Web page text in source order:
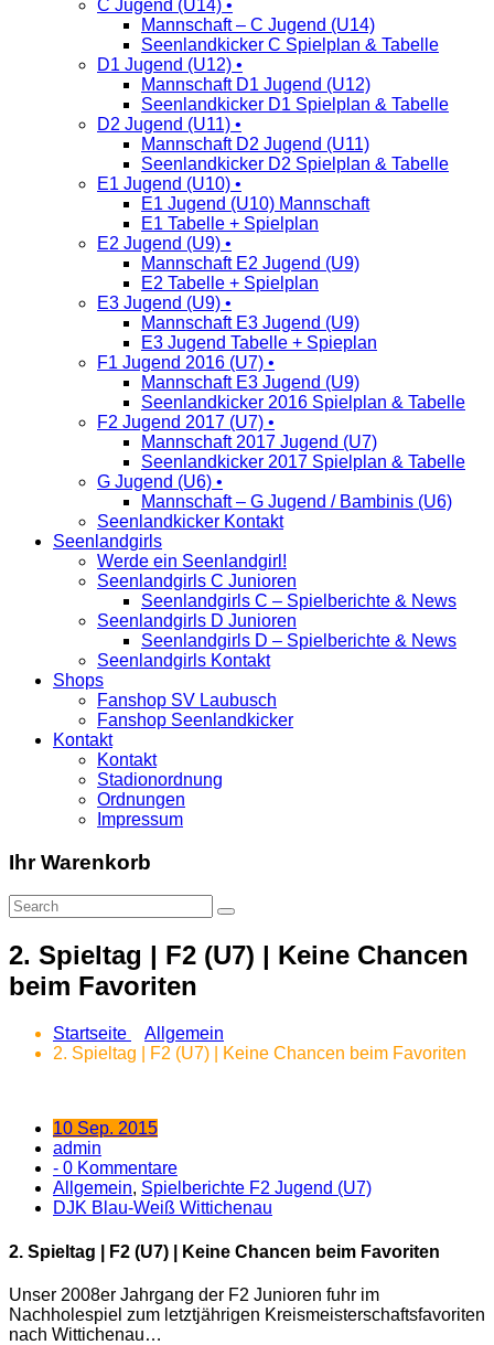
C Jugend (U14) •
Mannschaft – C Jugend (U14)
Seenlandkicker C Spielplan & Tabelle
D1 Jugend (U12) •
Mannschaft D1 Jugend (U12)
Seenlandkicker D1 Spielplan & Tabelle
D2 Jugend (U11) •
Mannschaft D2 Jugend (U11)
Seenlandkicker D2 Spielplan & Tabelle
E1 Jugend (U10) •
E1 Jugend (U10) Mannschaft
E1 Tabelle + Spielplan
E2 Jugend (U9) •
Mannschaft E2 Jugend (U9)
E2 Tabelle + Spielplan
E3 Jugend (U9) •
Mannschaft E3 Jugend (U9)
E3 Jugend Tabelle + Spieplan
F1 Jugend 2016 (U7) •
Mannschaft E3 Jugend (U9)
Seenlandkicker 2016 Spielplan & Tabelle
F2 Jugend 2017 (U7) •
Mannschaft 2017 Jugend (U7)
Seenlandkicker 2017 Spielplan & Tabelle
G Jugend (U6) •
Mannschaft – G Jugend / Bambinis (U6)
Seenlandkicker Kontakt
Seenlandgirls
Werde ein Seenlandgirl!
Seenlandgirls C Junioren
Seenlandgirls C – Spielberichte & News
Seenlandgirls D Junioren
Seenlandgirls D – Spielberichte & News
Seenlandgirls Kontakt
Shops
Fanshop SV Laubusch
Fanshop Seenlandkicker
Kontakt
Kontakt
Stadionordnung
Ordnungen
Impressum
Ihr Warenkorb
2. Spieltag | F2 (U7) | Keine Chancen
beim Favoriten
Startseite
Allgemein
2. Spieltag | F2 (U7) | Keine Chancen beim Favoriten
10 Sep. 2015
admin
- 0 Kommentare
Allgemein, Spielberichte F2 Jugend (U7)
DJK Blau-Weiß Wittichenau
2. Spieltag | F2 (U7) | Keine Chancen beim Favoriten
Unser 2008er Jahrgang der F2 Junioren fuhr im
Nachholespiel zum letztjährigen Kreismeisterschaftsfavoriten
nach Wittichenau…